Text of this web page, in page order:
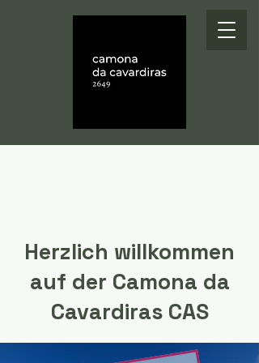
Herzlich willkommen
auf der Camona da
Cavardiras CAS